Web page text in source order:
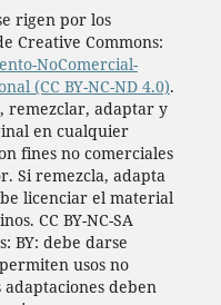
rigen por los
Creative Commons:
NoComercial-
(CC BY-NC-ND 4.0).
remezclar, adaptar y
en cualquier
fines no comerciales
Si remezcla, adapta
licenciar el material
CC BY-NC-SA
BY: debe darse
usos no
deben